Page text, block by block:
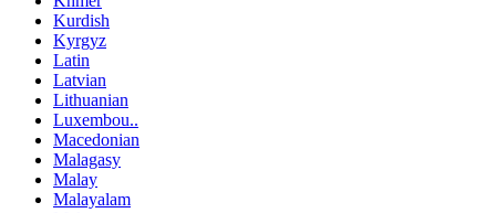
Kurdish
Kyrgyz
Latin
Latvian
Lithuanian
Luxembou..
Macedonian
Malagasy
Malay
Malayalam